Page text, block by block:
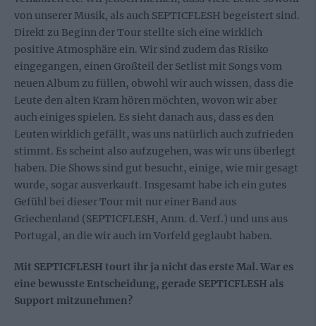
von unserer Musik, als auch SEPTICFLESH begeistert sind.
Direkt zu Beginn der Tour stellte sich eine wirklich
positive Atmosphäre ein. Wir sind zudem das Risiko
eingegangen, einen Großteil der Setlist mit Songs vom
neuen Album zu füllen, obwohl wir auch wissen, dass die
Leute den alten Kram hören möchten, wovon wir aber
auch einiges spielen. Es sieht danach aus, dass es den
Leuten wirklich gefällt, was uns natürlich auch zufrieden
stimmt. Es scheint also aufzugehen, was wir uns überlegt
haben. Die Shows sind gut besucht, einige, wie mir gesagt
wurde, sogar ausverkauft. Insgesamt habe ich ein gutes
Gefühl bei dieser Tour mit nur einer Band aus
Griechenland (SEPTICFLESH, Anm. d. Verf.) und uns aus
Portugal, an die wir auch im Vorfeld geglaubt haben.
Mit SEPTICFLESH tourt ihr ja nicht das erste Mal. War es
eine bewusste Entscheidung, gerade SEPTICFLESH als
Support mitzunehmen?